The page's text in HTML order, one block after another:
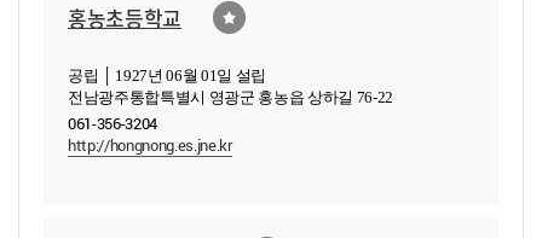
홍농초등학교
공립 │ 1927년 06월 01일 설립
전남광주통합특별시 영광군 홍농읍 상하길 76-22
061-356-3204
http://hongnong.es.jne.kr